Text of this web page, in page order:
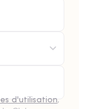
d'utilisation,